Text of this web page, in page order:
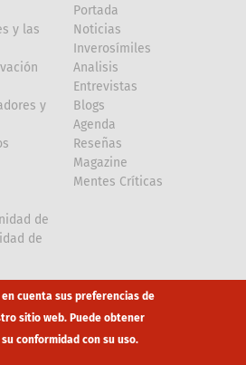
y las
y
de
de
Portada
Noticias
Inverosímiles
Analisis
Entrevistas
Blogs
Agenda
Reseñas
Magazine
Mentes Críticas
cuenta sus preferencias de
sitio web. Puede obtener
conformidad con su uso.